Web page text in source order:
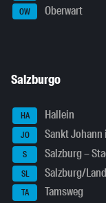
OW Oberwart
Salzburgo
HA Hallein
JO Sankt Johann
S Salzburg –
SL Salzburg/Land
TA Tamsweg